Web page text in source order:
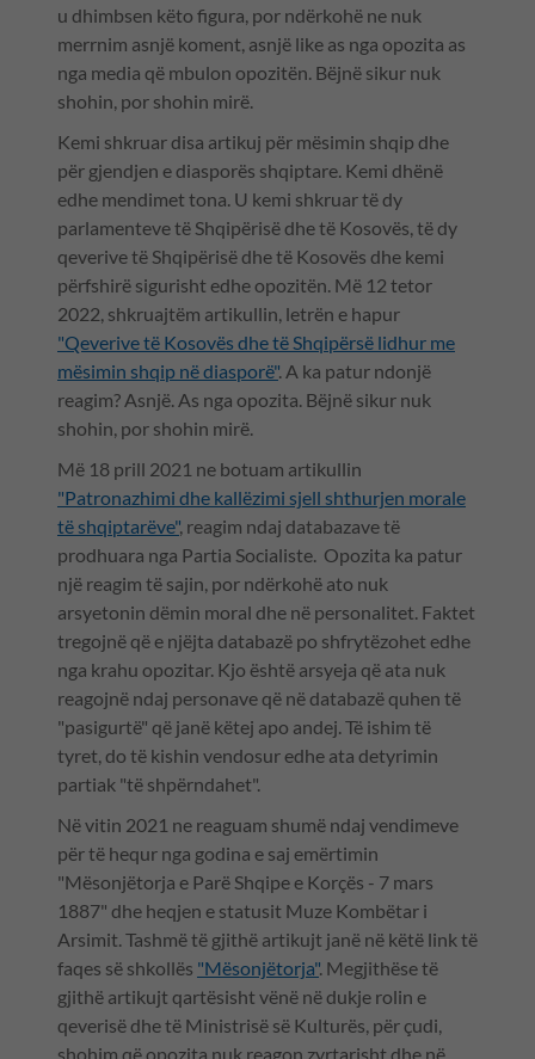
u dhimbsen këto figura, por ndërkohë ne nuk
merrnim asnjë koment, asnjë like as nga opozita as
nga media që mbulon opozitën. Bëjnë sikur nuk
shohin, por shohin mirë.
Kemi shkruar disa artikuj për mësimin shqip dhe
për gjendjen e diasporës shqiptare. Kemi dhënë
edhe mendimet tona. U kemi shkruar të dy
parlamenteve të Shqipërisë dhe të Kosovës, të dy
qeverive të Shqipërisë dhe të Kosovës dhe kemi
përfshirë sigurisht edhe opozitën. Më 12 tetor
2022, shkruajtëm artikullin, letrën e hapur
"Qeverive të Kosovës dhe të Shqipërsë lidhur me
mësimin shqip në diasporë". A ka patur ndonjë
reagim? Asnjë. As nga opozita. Bëjnë sikur nuk
shohin, por shohin mirë.
Më 18 prill 2021 ne botuam artikullin
"Patronazhimi dhe kallëzimi sjell shthurjen morale
të shqiptarëve", reagim ndaj databazave të
prodhuara nga Partia Socialiste. Opozita ka patur
një reagim të sajin, por ndërkohë ato nuk
arsyetonin dëmin moral dhe në personalitet. Faktet
tregojnë që e njëjta databazë po shfrytëzohet edhe
nga krahu opozitar. Kjo është arsyeja që ata nuk
reagojnë ndaj personave që në databazë quhen të
"pasigurtë" që janë këtej apo andej. Të ishim të
tyret, do të kishin vendosur edhe ata detyrimin
partiak "të shpërndahet".
Në vitin 2021 ne reaguam shumë ndaj vendimeve
për të hequr nga godina e saj emërtimin
"Mësonjëtorja e Parë Shqipe e Korçës - 7 mars
1887" dhe heqjen e statusit Muze Kombëtar i
Arsimit. Tashmë të gjithë artikujt janë në këtë link të
faqes së shkollës "Mësonjëtorja". Megjithëse të
gjithë artikujt qartësisht vënë në dukje rolin e
qeverisë dhe të Ministrisë së Kulturës, për çudi,
shohim që opozita nuk reagon zyrtarisht dhe në